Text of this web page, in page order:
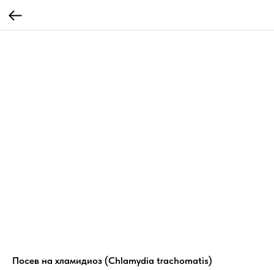
Посев на хламидиоз (Chlamydia trachomatis)